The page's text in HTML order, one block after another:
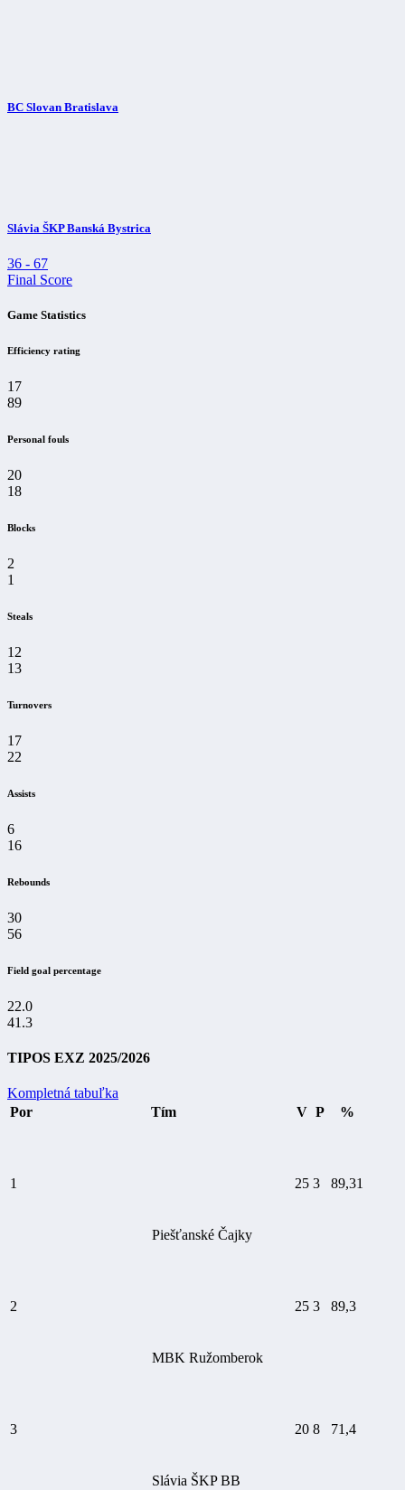
BC Slovan Bratislava
Slávia ŠKP Banská Bystrica
36 - 67
Final Score
Game Statistics
Efficiency rating
17
89
Personal fouls
20
18
Blocks
2
1
Steals
12
13
Turnovers
17
22
Assists
6
16
Rebounds
30
56
Field goal percentage
22.0
41.3
TIPOS EXZ 2025/2026
Kompletná tabuľka
Por
Tím V P %
1
Piešťanské Čajky
25 3 89,31
2
MBK Ružomberok
25 3 89,3
3
Slávia ŠKP BB
20 8 71,4